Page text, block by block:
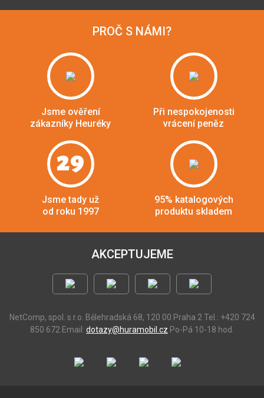
PROČ S NÁMI?
Jsme ověření
zákazníky Heuréky
Při nespokojenosti
vrácení peněz
29
Jsme tady už
od roku 1997
95% katalogových
produktu skladem
AKCEPTUJEME
NetComp, spol. s r.o. Bělehradská 68, 120 00 Praha 2 Tel.: +420 724
850 672 Email: dotazy@huramobil.cz Po-Pá 10-18 hod.